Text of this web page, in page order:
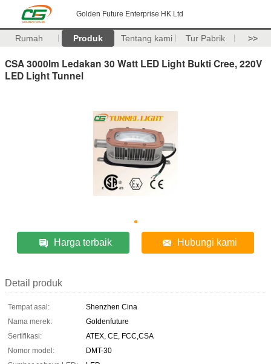
Golden Future Enterprise HK Ltd
Rumah Produk Tentang kami Tur Pabrik >>
CSA 3000lm Ledakan 30 Watt LED Light Bukti Cree, 220V
LED Light Tunnel
Harga terbaik Hubungi kami
Detail produk
Tempat asal:
Shenzhen Cina
Nama merek:
Goldenfuture
Sertifikasi:
ATEX, CE, FCC,CSA
Nomor model:
DMT-30